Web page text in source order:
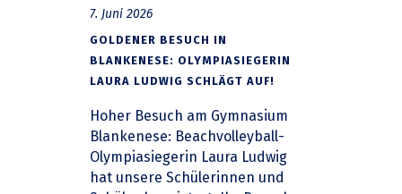
7. Juni 2026
GOLDENER BESUCH IN
BLANKENESE: OLYMPIASIEGERIN
LAURA LUDWIG SCHLÄGT AUF!
Hoher Besuch am Gymnasium
Blankenese: Beachvolleyball-
Olympiasiegerin Laura Ludwig
hat unsere Schülerinnen und